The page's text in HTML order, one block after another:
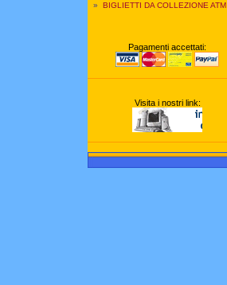
» BIGLIETTI DA COLLEZIONE ATM
Pagamenti accettati:
Visita i nostri link: